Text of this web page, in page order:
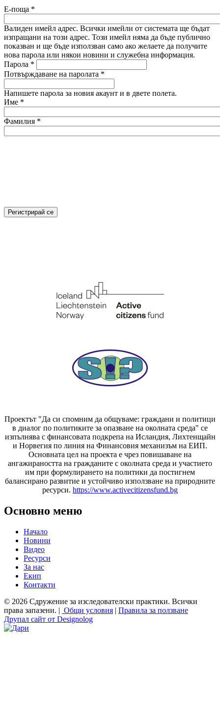
Е-поща *
Валиден имейл адрес. Всички имейли от системата ще бъдат
изпращани на този адрес. Този имейл няма да бъде публично
показван и ще бъде използван само ако желаете да получите
нова парола или някои новини и служебна информация.
Парола *
Потвърждаване на паролата *
Напишете парола за новия акаунт и в двете полета.
Име *
Фамилия *
Проектът "Да си спомним да общуваме: граждани и политици
в диалог по политиките за опазване на околната среда" се
изпълнява с финансовата подкрепа на Исландия, Лихтенщайн
и Норвегия по линия на Финансовия механизъм на ЕИП.
Основната цел на проекта е чрез повишаване на
ангажираността на гражданите с околната среда и участието
им при формулирането на политики да постигнем
балансирано развитие и устойчиво използване на природните
ресурси. https://www.activecitizensfund.bg
Основно меню
Начало
Новини
Видео
Ресурси
За нас
Екип
Контакти
© 2026 Сдружение за изследователски практики. Всички
права запазени. | Общи условия | Правила за ползване
Друпал сайт от Designolog